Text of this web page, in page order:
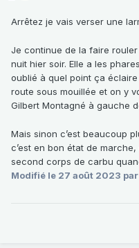
Arrêtez je vais verser une
Je continue de la faire
nuit hier soir. Elle a les
oublié à quel point ça
route sous mouillée et on y
Gilbert Montagné à gauche
Mais sinon c’est beaucoup
c’est en bon état de
second corps de carbu
Modifié le 27 août 2023